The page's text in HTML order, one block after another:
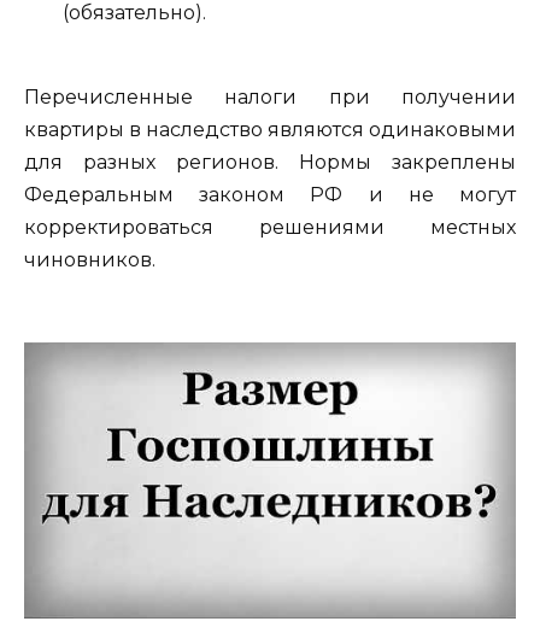
(обязательно).
Перечисленные налоги при получении
квартиры в наследство являются одинаковыми
для разных регионов. Нормы закреплены
Федеральным законом РФ и не могут
корректироваться решениями местных
чиновников.